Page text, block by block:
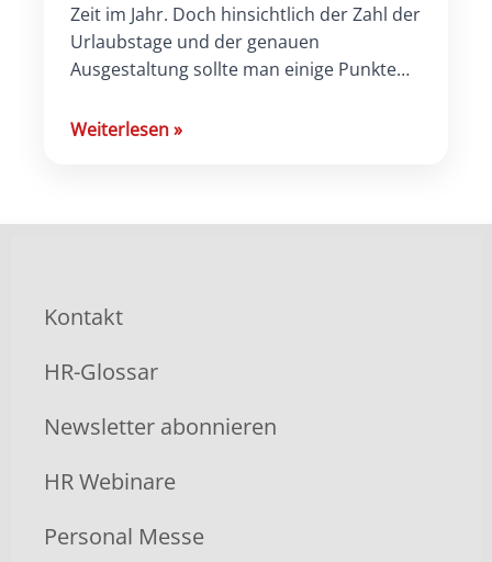
Zeit im Jahr. Doch hinsichtlich der Zahl der
Urlaubstage und der genauen
Ausgestaltung sollte man einige Punkte
stehen im […]
Weiterlesen»
Kontakt
HR-Glossar
Newsletter abonnieren
HR Webinare
Personal Messe